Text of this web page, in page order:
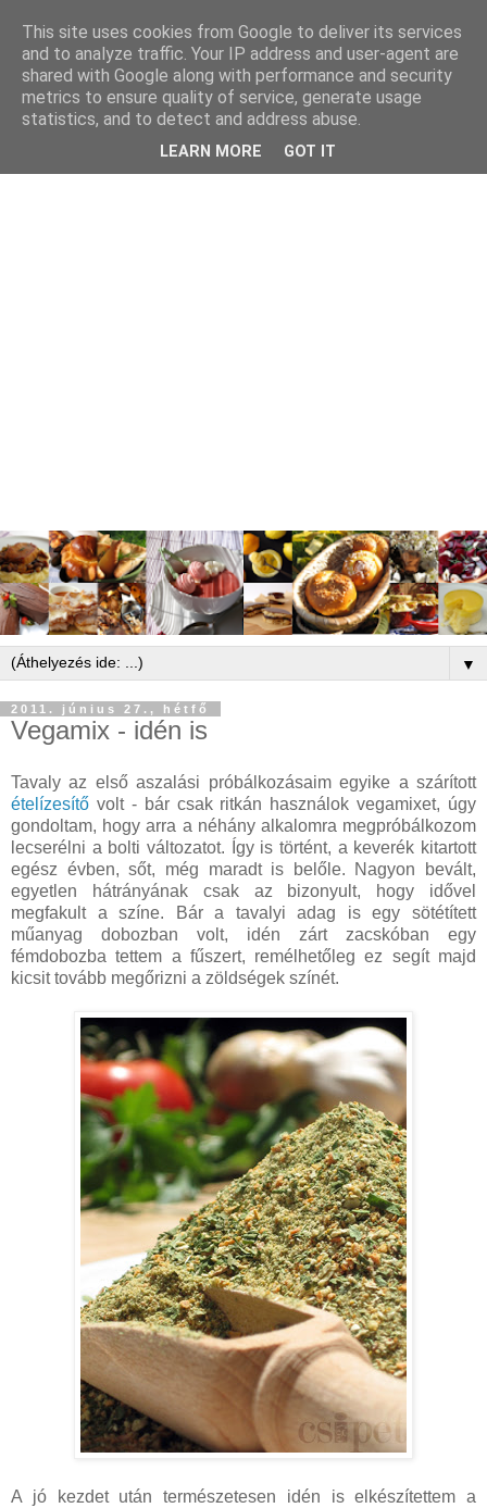
▼
2011. június 27., hétfő
Vegamix - idén is
Tavaly az első aszalási próbálkozásaim egyike a szárított
ételízesítő volt - bár csak ritkán használok vegamixet, úgy
gondoltam, hogy arra a néhány alkalomra megpróbálkozom
lecserélni a bolti változatot. Így is történt, a keverék kitartott
egész évben, sőt, még maradt is belőle. Nagyon bevált,
egyetlen hátrányának csak az bizonyult, hogy idővel
megfakult a színe. Bár a tavalyi adag is egy sötétített
műanyag dobozban volt, idén zárt zacskóban egy
fémdobozba tettem a fűszert, remélhetőleg ez segít majd
kicsit tovább megőrizni a zöldségek színét.
A jó kezdet után természetesen idén is elkészítettem a
This site uses cookies from Google to deliver its services
and to analyze traffic. Your IP address and user-agent are
shared with Google along with performance and security
metrics to ensure quality of service, generate usage
statistics, and to detect and address abuse.
LEARN MORE GOT IT